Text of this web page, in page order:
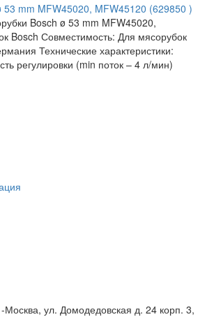
53 mm MFW45020, MFW45120 (629850 )
Bosch ø 53 mm MFW45020,
Bosch Совместимость: Для мясорубок
Технические характеристики:
регулировки (min поток – 4 л/мин)
Москва, ул. Домодедовская д. 24 корп. 3,